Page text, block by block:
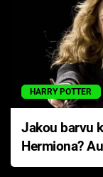
HARRY POTTER
Jakou barvu
Hermiona?
Pottera přišla